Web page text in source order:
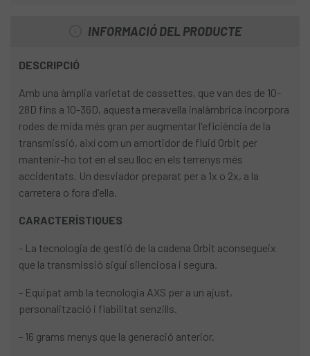
INFORMACIÓ DEL PRODUCTE
DESCRIPCIÓ
Amb una àmplia varietat de cassettes, que van des de 10-
28D fins a 10-36D, aquesta meravella inalàmbrica incorpora
rodes de mida més gran per augmentar l'eficiència de la
transmissió, així com un amortidor de fluid Orbit per
mantenir-ho tot en el seu lloc en els terrenys més
accidentats. Un desviador preparat per a 1x o 2x, a la
carretera o fora d'ella.
CARACTERÍSTIQUES
- La tecnologia de gestió de la cadena Orbit aconsegueix
que la transmissió sigui silenciosa i segura.
- Equipat amb la tecnologia AXS per a un ajust,
personalització i fiabilitat senzills.
- 16 grams menys que la generació anterior.